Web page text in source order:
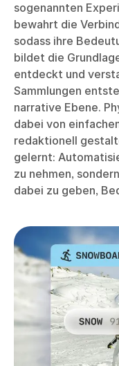
sogenannten
bewahrt die
sodass ihre
bildet die
entdeckt und
Sammlungen
narrative Ebene.
dabei von
redaktionell
gelernt:
zu nehmen,
dabei zu geben,